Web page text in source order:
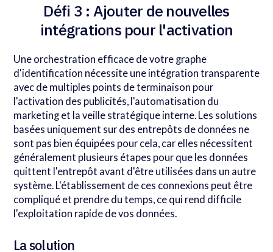
Défi 3 : Ajouter de nouvelles
intégrations pour l'activation
Une orchestration efficace de votre graphe
d'identification nécessite une intégration transparente
avec de multiples points de terminaison pour
l'activation des publicités, l'automatisation du
marketing et la veille stratégique interne. Les solutions
basées uniquement sur des entrepôts de données ne
sont pas bien équipées pour cela, car elles nécessitent
généralement plusieurs étapes pour que les données
quittent l'entrepôt avant d'être utilisées dans un autre
système. L'établissement de ces connexions peut être
compliqué et prendre du temps, ce qui rend difficile
l'exploitation rapide de vos données.
La solution